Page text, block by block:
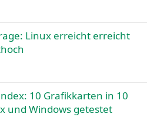
Linux erreicht erreicht
10 Grafikkarten in 10
und Windows getestet